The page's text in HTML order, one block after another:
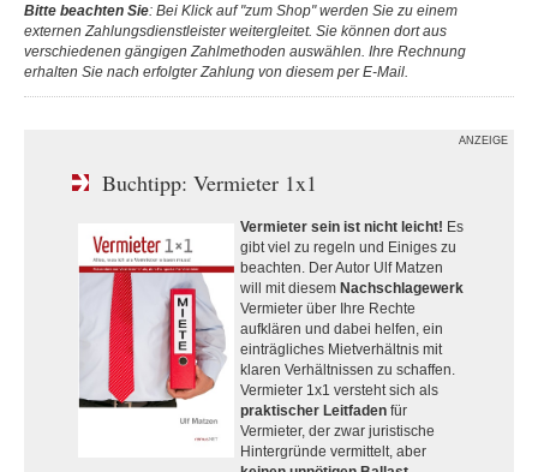
Bitte beachten Sie: Bei Klick auf "zum Shop" werden Sie zu einem
externen Zahlungsdienstleister weitergleitet. Sie können dort aus
verschiedenen gängigen Zahlmethoden auswählen. Ihre Rechnung
erhalten Sie nach erfolgter Zahlung von diesem per E-Mail.
ANZEIGE
Buchtipp: Vermieter 1x1
Vermieter sein ist nicht leicht! Es
gibt viel zu regeln und Einiges zu
beachten. Der Autor Ulf Matzen
will mit diesem Nachschlagewerk
Vermieter über Ihre Rechte
aufklären und dabei helfen, ein
einträgliches Mietverhältnis mit
klaren Verhältnissen zu schaffen.
Vermieter 1x1 versteht sich als
praktischer Leitfaden für
Vermieter, der zwar juristische
Hintergründe vermittelt, aber